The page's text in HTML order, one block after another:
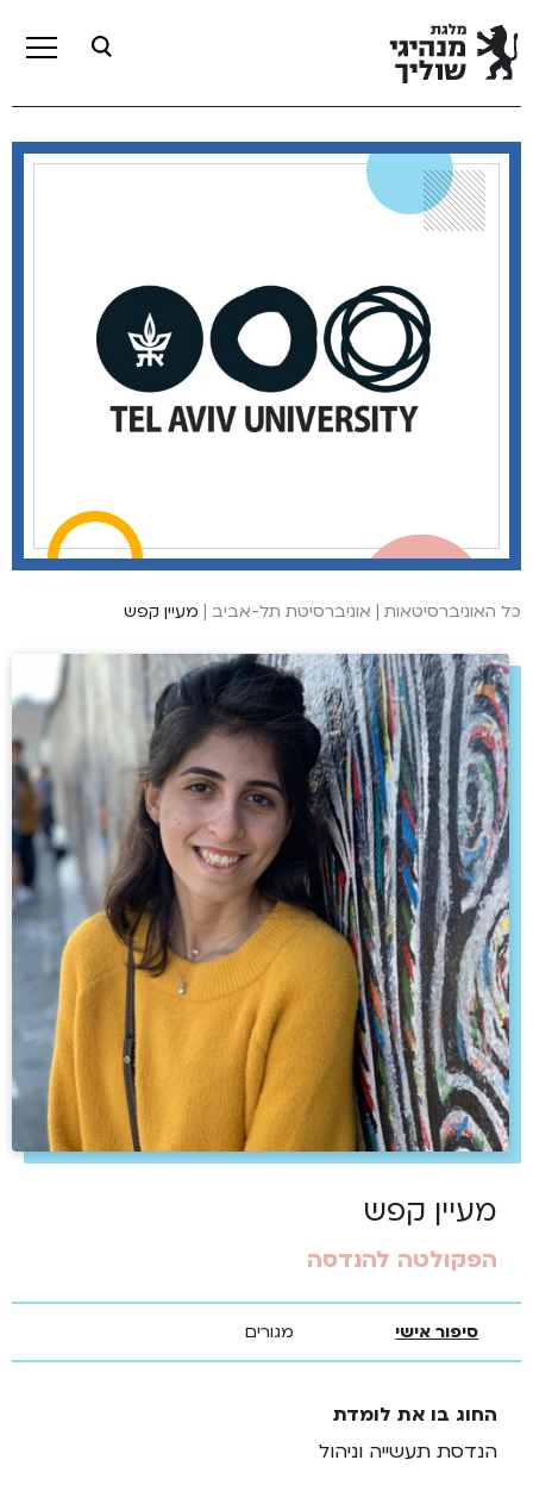
כל האוניברסיטאות | אוניברסיטת תל-אביב | מעיין קפש
מעיין קפש
הפקולטה להנדסה
סיפור אישי מגורים
החוג בו את לומדת
הנדסת תעשייה וניהול